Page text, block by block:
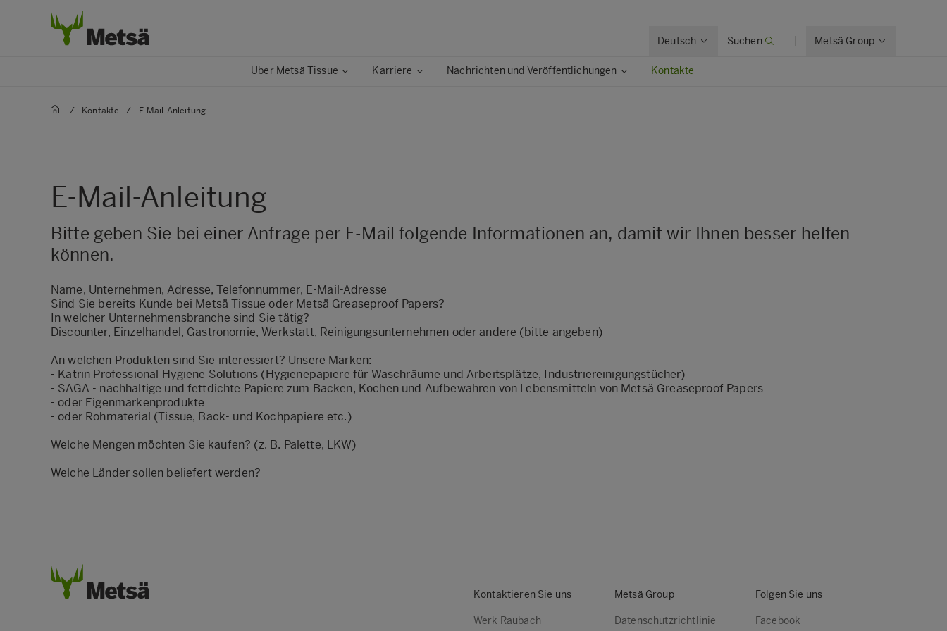
Deutsch Suchen Metsä Group
Über Metsä Tissue Karriere Nachrichten und Veröffentlichungen Kontakte
/ Kontakte / E-Mail-Anleitung
E-Mail-Anleitung
Bitte geben Sie bei einer Anfrage per E-Mail folgende Informationen an, damit wir Ihnen besser helfen
können.
Name, Unternehmen, Adresse, Telefonnummer, E-Mail-Adresse
Sind Sie bereits Kunde bei Metsä Tissue oder Metsä Greaseproof Papers?
In welcher Unternehmensbranche sind Sie tätig?
Discounter, Einzelhandel, Gastronomie, Werkstatt, Reinigungsunternehmen oder andere (bitte angeben)
An welchen Produkten sind Sie interessiert? Unsere Marken:
- Katrin Professional Hygiene Solutions (Hygienepapiere für Waschräume und Arbeitsplätze, Industriereinigungstücher)
- SAGA - nachhaltige und fettdichte Papiere zum Backen, Kochen und Aufbewahren von Lebensmitteln von Metsä Greaseproof Papers
- oder Eigenmarkenprodukte
- oder Rohmaterial (Tissue, Back- und Kochpapiere etc.)
Welche Mengen möchten Sie kaufen? (z. B. Palette, LKW)
Welche Länder sollen beliefert werden?
Kontaktieren Sie uns
Werk Raubach
Metsä Group
Datenschutzrichtlinie
Folgen Sie uns
Facebook